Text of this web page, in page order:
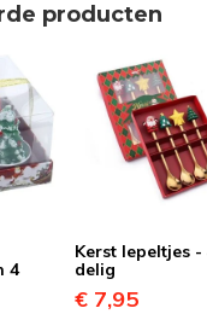
producten
4
Kerst lepeltjes -
delig
€ 7,95